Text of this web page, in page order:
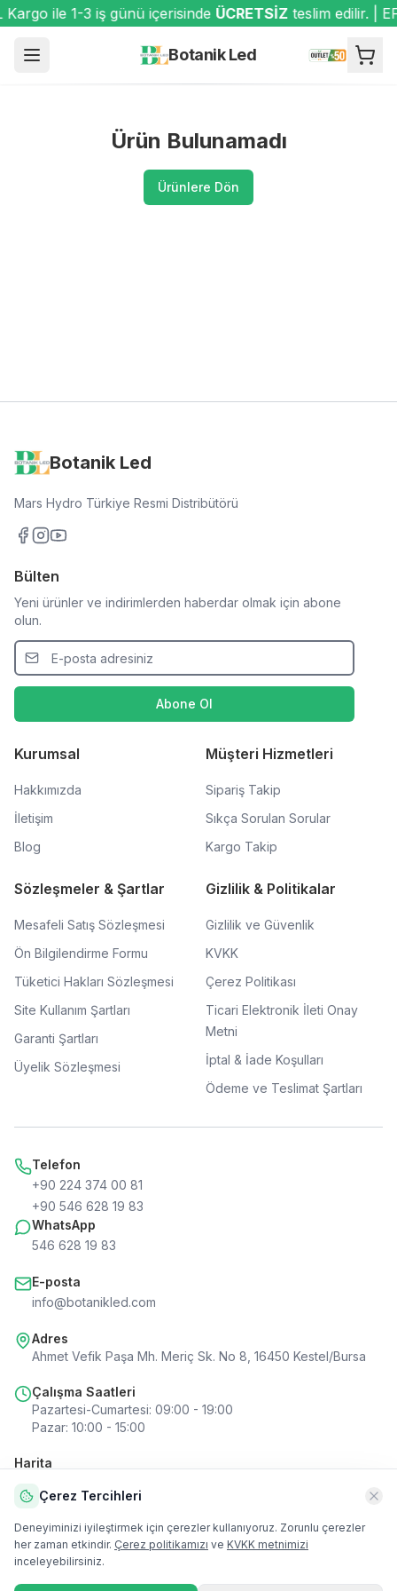
ile 1-3 iş günü içerisinde ÜCRETSİZteslim edilir. |
Botanik Led
Ürün Bulunamadı
Ürünlere Dön
Botanik Led
Mars Hydro Türkiye Resmi Distribütörü
Bülten
Yeni ürünler ve indirimlerden haberdar olmak için abone
olun.
Abone Ol
Kurumsal
Hakkımızda
İletişim
Blog
Müşteri Hizmetleri
Sipariş Takip
Sıkça Sorulan Sorular
Kargo Takip
Sözleşmeler & Şartlar
Mesafeli Satış Sözleşmesi
Ön Bilgilendirme Formu
Tüketici Hakları Sözleşmesi
Site Kullanım Şartları
Garanti Şartları
Üyelik Sözleşmesi
Gizlilik & Politikalar
Gizlilik ve Güvenlik
KVKK
Çerez Politikası
Ticari Elektronik İleti Onay
Metni
İptal & İade Koşulları
Ödeme ve Teslimat Şartları
Telefon
+90 224 374 00 81
+90 546 628 19 83
WhatsApp
546 628 19 83
E-posta
info@botanikled.com
Adres
Ahmet Vefik Paşa Mh. Meriç Sk. No 8, 16450 Kestel/Bursa
Çalışma Saatleri
Pazartesi-Cumartesi: 09:00 - 19:00
Pazar: 10:00 - 15:00
Harita
Harita
Çerez Tercihleri
Deneyiminizi iyileştirmek için çerezler kullanıyoruz. Zorunlu çerezler
her zaman etkindir. Çerez politikamızı ve KVKK metnimizi
inceleyebilirsiniz.